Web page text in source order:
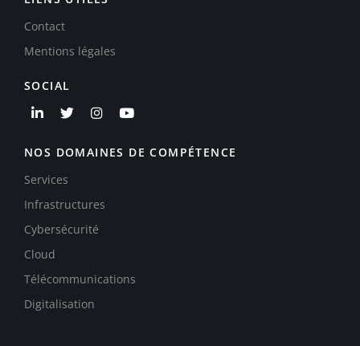
Contact
Mentions légales
SOCIAL
NOS DOMAINES DE COMPÉTENCE
Services
Infrastructures
Cybersécurité
Cloud
Télécommunications
Digitalisation